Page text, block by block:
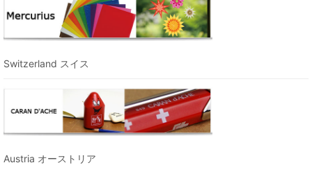
Switzerland スイス
Austria オーストリア